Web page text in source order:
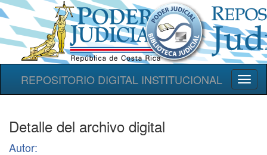
REPOSITORIO DIGITAL INSTITUCIONAL
Detalle del archivo digital
Autor: